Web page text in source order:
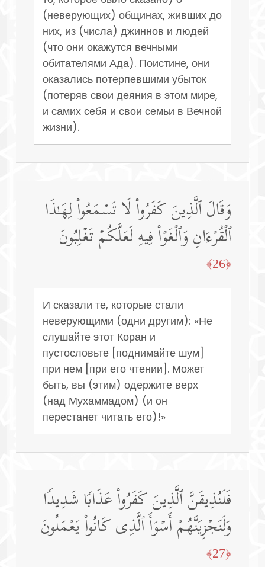
(неверующих) общинах, живших до
них, из (числа) джиннов и людей
(что они окажутся вечными
обитателями Ада). Поистине, они
оказались потерпевшими убыток
(потеряв свои деяния в этом мире,
и самих себя и свои семьи в Вечной
жизни).
وَقَالَ ٱلَّذِینَ كَفَرُوا۟ لَا تَسۡمَعُوا۟ لِهَـٰذَا
ٱلۡقُرۡءَانِ وَٱلۡغَوۡا۟ فِیهِ لَعَلَّكُمۡ تَغۡلِبُونَ
﴿26﴾
И сказали те, которые стали
неверующими (одни другим): «Не
слушайте этот Коран и
пустословьте [поднимайте шум]
при нем [при его чтении]. Может
быть, вы (этим) одержите верх
(над Мухаммадом) (и он
перестанет читать его)!»
فَلَنُذِیقَنَّ ٱلَّذِینَ كَفَرُوا۟ عَذَابࣰا شَدِیدࣰا
وَلَنَجۡزِیَنَّهُمۡ أَسۡوَأَ ٱلَّذِی كَانُوا۟ یَعۡمَلُونَ
﴿27﴾